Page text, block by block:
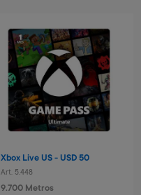
Laptop educativa bilingue
Paw Patrol
Art. 4.620
9.600 Metros
960 Metros + 6 x $420
Xbox Live US - USD 50
Art. 5.448
9.700 Metros